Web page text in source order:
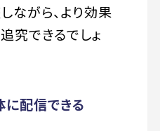
ながら、より効果
究できるでしょ
配信できる